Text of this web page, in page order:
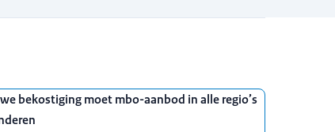
bekostiging moet mbo-aanbod in alle regio’s